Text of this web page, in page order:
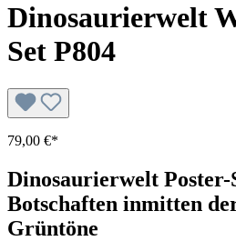
Dinosaurierwelt
Set P804
79,00 €*
Dinosaurierwelt
Botschaften inmitten
Grüntöne